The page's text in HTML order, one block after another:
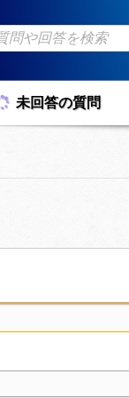
未回答の質問